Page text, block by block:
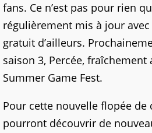
fans. Ce n’est pas pour rien
régulièrement mis à jour
gratuit d’ailleurs.
saison 3, Percée,
Summer Game Fest.
Pour cette nouvelle flopée de
pourront découvrir de